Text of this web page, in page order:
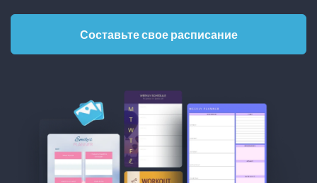
Составьте свое расписание